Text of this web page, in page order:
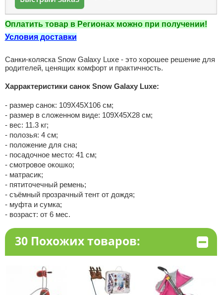
Оплатить товар в Регионах можно при получении!
Условия доставки
Санки-коляска Snow Galaxy Luxe - это хорошее решение для
родителей, ценящих комфорт и практичность.
Харрактеристики санок Snow Galaxy Luxe:
- размер санок: 109X45X106 см;
- размер в сложенном виде: 109Х45Х28 см;
- вес: 11.3 кг;
- полозья: 4 см;
- положение для сна;
- посадочное место: 41 см;
- смотровое окошко;
- матрасик;
- пятиточечный ремень;
- съёмный прозрачный тент от дождя;
- муфта и сумка;
- возраст: от 6 мес.
30 Похожих товаров: